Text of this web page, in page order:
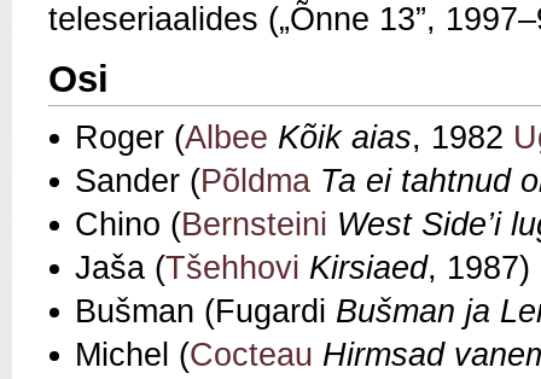
teleseriaalides („Õnne 13”,
Osi
Roger (Albee Kõik aias, 1982
Sander (Põldma Ta ei tahtnud
Chino (Bernsteini West Side’i
Jaša (Tšehhovi Kirsiaed, 1987)
Bušman (Fugardi Bušman ja
Michel (Cocteau Hirmsad